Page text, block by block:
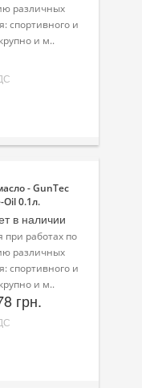
различных
спортивного и
и м..
- GunTec
Оil 0.1л.
в наличии
при работах по
различных
спортивного и
и м..
грн.